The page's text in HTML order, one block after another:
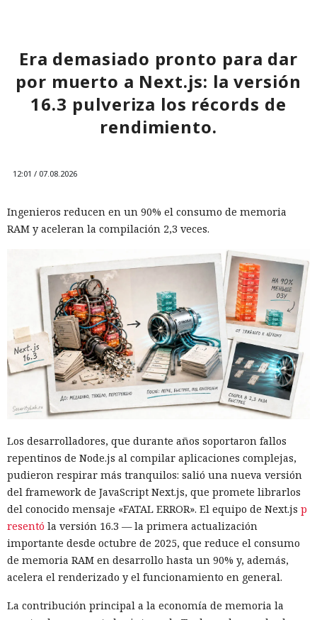
Era demasiado pronto para dar
por muerto a Next.js: la versión
16.3 pulveriza los récords de
rendimiento.
12:01 / 07.08.2026
Ingenieros reducen en un 90% el consumo de memoria
RAM y aceleran la compilación 2,3 veces.
Los desarrolladores, que durante años soportaron fallos
repentinos de Node.js al compilar aplicaciones complejas,
pudieron respirar más tranquilos: salió una nueva versión
del framework de JavaScript Next.js, que promete librarlos
del conocido mensaje «FATAL ERROR». El equipo de Next.js p
resentó la versión 16.3 — la primera actualización
importante desde octubre de 2025, que reduce el consumo
de memoria RAM en desarrollo hasta un 90% y, además,
acelera el renderizado y el funcionamiento en general.
La contribución principal a la economía de memoria la